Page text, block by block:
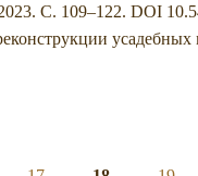
С. 109–122. DOI
усадебных